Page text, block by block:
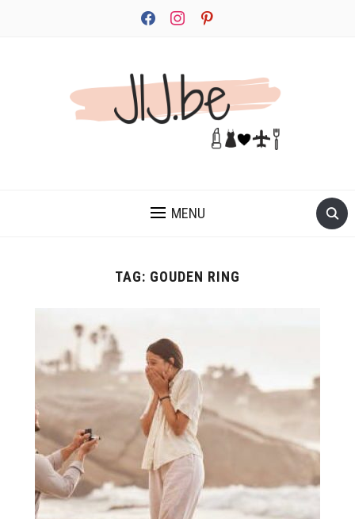
facebookinstagrampinterest
MENU
TAG: GOUDEN RING